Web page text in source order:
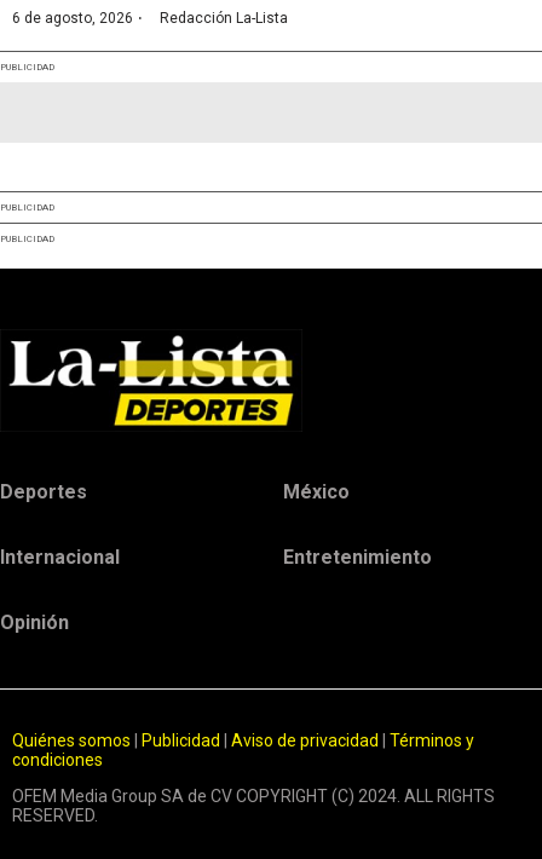
6 de agosto, 2026 · Redacción La-Lista
PUBLICIDAD
PUBLICIDAD
PUBLICIDAD
Deportes México
Internacional Entretenimiento
Opinión
Quiénes somos Publicidad Aviso de privacidad
Términos y
condiciones
OFEM Media Group SA de CV COPYRIGHT (C) 2024. ALL RIGHTS
RESERVED.